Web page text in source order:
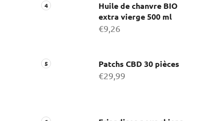
Huile de chanvre BIO
extra vierge 500 ml
€9,26
Patchs CBD 30 pièces
€29,99